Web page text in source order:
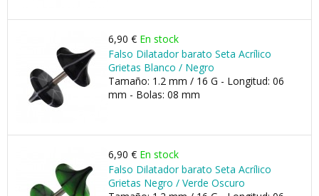
6,90 € En stock
Falso Dilatador barato Seta Acrílico
Grietas Blanco / Negro
Tamaño: 1.2 mm / 16 G - Longitud: 06
mm - Bolas: 08 mm
6,90 € En stock
Falso Dilatador barato Seta Acrílico
Grietas Negro / Verde Oscuro